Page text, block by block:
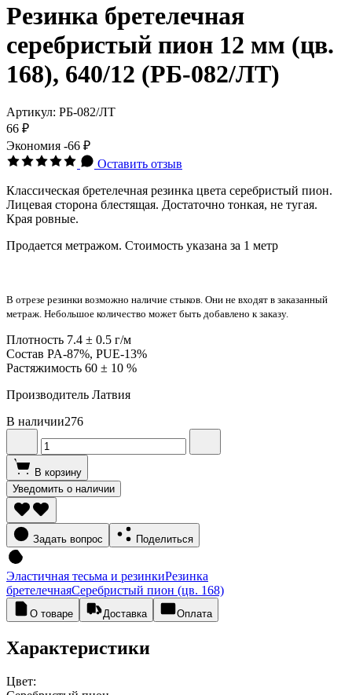
Резинка бретелечная
серебристый пион 12 мм (цв.
168), 640/12 (РБ-082/ЛТ)
Артикул: РБ-082/ЛТ
66 ₽
Экономия -66 ₽
Оставить отзыв
Классическая бретелечная резинка цвета серебристый пион.
Лицевая сторона блестящая. Достаточно тонкая, не тугая.
Края ровные.
Продается метражом. Стоимость указана за 1 метр
В отрезе резинки возможно наличие стыков. Они не входят в заказанный
метраж. Небольшое количество может быть добавлено к заказу.
Плотность 7.4 ± 0.5 г/м
Состав PA-87%, PUE-13%
Растяжимость 60 ± 10 %
Производитель Латвия
В наличии276
В корзину
Уведомить о наличии
Задать вопрос Поделиться
Эластичная тесьма и резинкиРезинка
бретелечнаяСеребристый пион (цв. 168)
О товаре Доставка Оплата
Характеристики
Цвет: